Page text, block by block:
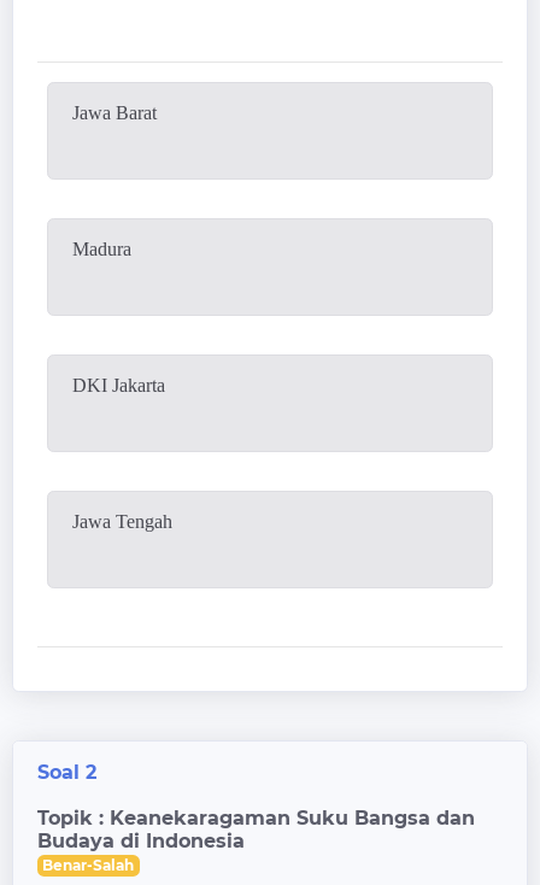
Jawa Barat
Madura
DKI Jakarta
Jawa Tengah
Soal 2
Topik : Keanekaragaman Suku Bangsa dan
Budaya di Indonesia
Benar-Salah